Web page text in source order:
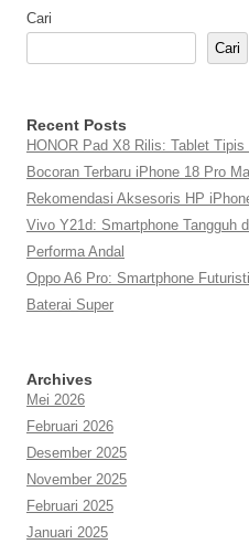
Cari
Cari
Recent Posts
HONOR Pad X8 Rilis: Tablet
Bocoran Terbaru iPhone 18 Pro
Rekomendasi Aksesoris HP
Vivo Y21d: Smartphone Tangguh
Performa Andal
Oppo A6 Pro: Smartphone
Baterai Super
Archives
Mei 2026
Februari 2026
Desember 2025
November 2025
Februari 2025
Januari 2025